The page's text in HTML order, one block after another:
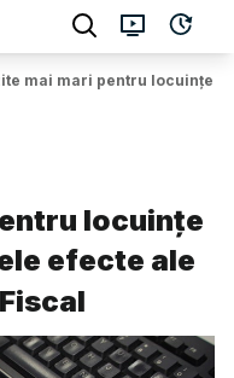
mai mari pentru locuințe
locuințe
efecte ale